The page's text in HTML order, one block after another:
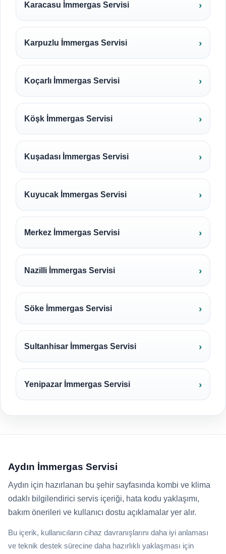
Karacasu İmmergas Servisi
Karpuzlu İmmergas Servisi
Koçarlı İmmergas Servisi
Köşk İmmergas Servisi
Kuşadası İmmergas Servisi
Kuyucak İmmergas Servisi
Merkez İmmergas Servisi
Nazilli İmmergas Servisi
Söke İmmergas Servisi
Sultanhisar İmmergas Servisi
Yenipazar İmmergas Servisi
Aydın İmmergas Servisi
Aydın için hazırlanan bu şehir sayfasında kombi ve klima
odaklı bilgilendirici servis içeriği, hata kodu yaklaşımı,
bakım önerileri ve kullanıcı dostu açıklamalar yer alır.
Bu içerik, kullanıcıların cihaz davranışlarını daha iyi anlaması
ve teknik destek sürecine daha hazırlıklı yaklaşması için